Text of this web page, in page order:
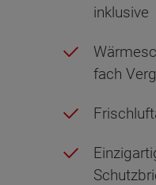
inklusive
fach